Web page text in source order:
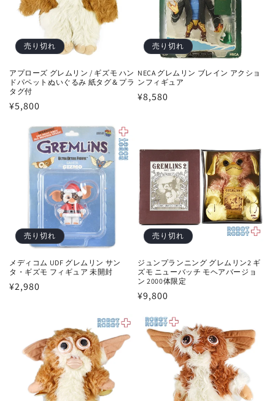
売り切れ
アプローズ グレムリン / ギズモ ハン
ドパペットぬいぐるみ 紙タグ＆プラ
タグ付
通
¥5,800
売り切れ
NECA グレムリン ブレイン アクショ
ンフィギュア
通
¥8,580
売り切れ
メディコム UDF グレムリン サン
タ・ギズモ フィギュア 未開封
通
¥2,980
売り切れ
ジュンプランニング グレムリン2 ギ
ズモ ニューバッチ モヘアバージョ
ン 2000体限定
通
価
¥9,800